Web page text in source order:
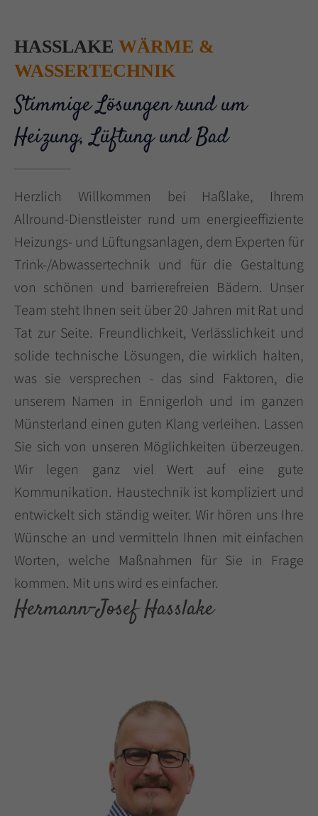
Drop us a line
info@yourdomain.com
About us
Lorem ipsum dolor sit amet, consectetuer
Aenean commodo ligula eget dolor. Aenean
massa. Cum sociis natoque penatibus et
magnis dis parturient montes, nascetur
ridiculus mus. Donec quam felis, ultricies nec.
HASSLAKE WÄRME &
WASSERTECHNIK
Stimmige Lösungen rund um
Heizung, Lüftung und Bad
Herzlich Willkommen bei Haßlake, Ihrem
Allround-Dienstleister rund um energieeffiziente
Heizungs- und Lüftungsanlagen, dem Experten für
Trink-/Abwassertechnik und für die Gestaltung
von schönen und barrierefreien Bädern. Unser
Team steht Ihnen seit über 20 Jahren mit Rat und
Tat zur Seite. Freundlichkeit, Verlässlichkeit und
solide technische Lösungen, die wirklich halten,
was sie versprechen - das sind Faktoren, die
unserem Namen in Ennigerloh und im ganzen
Münsterland einen guten Klang verleihen. Lassen
Sie sich von unseren Möglichkeiten überzeugen.
Wir legen ganz viel Wert auf eine gute
Kommunikation. Haustechnik ist kompliziert und
entwickelt sich ständig weiter. Wir hören uns Ihre
Wünsche an und vermitteln Ihnen mit einfachen
Worten, welche Maßnahmen für Sie in Frage
kommen. Mit uns wird es einfacher.
Hermann-Josef Hasslake